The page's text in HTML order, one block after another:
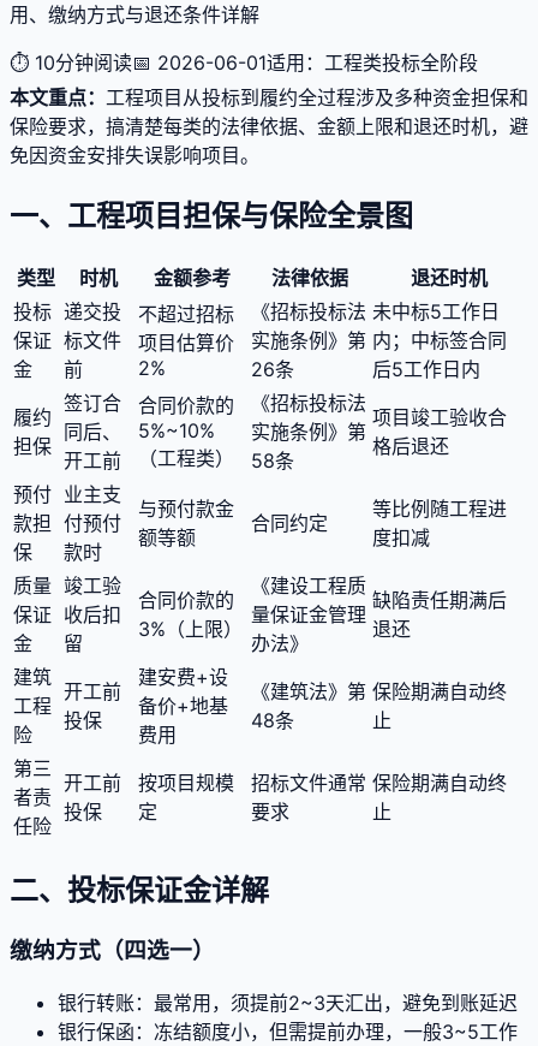
用、缴纳方式与退还条件详解
⏱ 10分钟阅读📅 2026-06-01适用：工程类投标全阶段
本文重点： 工程项目从投标到履约全过程涉及多种资金担保和
保险要求，搞清楚每类的法律依据、金额上限和退还时机，避
免因资金安排失误影响项目。
一、工程项目担保与保险全景图
类型 时机 金额参考 法律依据
退还时机
投标
保证
金
递交投
标文件
前
不超过招标
项目估算价
2%
《招标投标法
实施条例》第
26条
未中标5工作日
内；中标签合同
后5工作日内
履约
担保
签订合
同后、
开工前
合同价款的
5%~10%
（工程类）
《招标投标法
实施条例》第
58条
项目竣工验收合
格后退还
预付
款担
保
业主支
付预付
款时
与预付款金
额等额
合同约定
等比例随工程进
度扣减
质量
保证
金
竣工验
收后扣
留
合同价款的
3%（上限）
《建设工程质
量保证金管理
办法》
缺陷责任期满后
退还
建筑
工程
险
开工前
投保
建安费+设
备价+地基
费用
《建筑法》第
48条
保险期满自动终
止
第三
者责
任险
开工前
投保
按项目规模
定
招标文件通常
要求
保险期满自动终
止
二、投标保证金详解
缴纳方式（四选一）
银行转账： 最常用，须提前2~3天汇出，避免到账延迟
银行保函 ： 冻结额度小，但需提前办理，一般3~5工作